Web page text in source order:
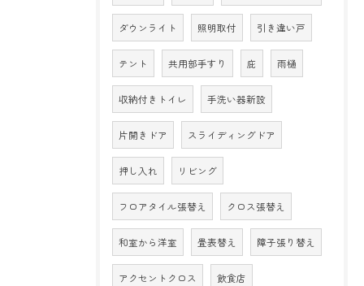
ダウンライト 照明取付 引き違い戸
テント 共用部手すり 庇 雨樋
収納付きトイレ 手洗い器新設
片開きドア スライディングドア
押し入れ リビング
フロアタイル張替え クロス張替え
和室から洋室 畳表替え 障子張り替え
アクセントクロス 飲食店